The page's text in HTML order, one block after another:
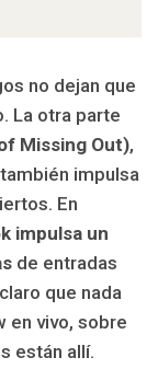
no dejan que
La otra parte
Missing Out),
impulsa
En
impulsa un
de entradas
que nada
en vivo, sobre
están allí.